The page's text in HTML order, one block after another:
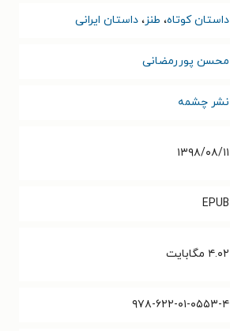
داستان کوتاه، طنز، داستان ایرانی
محسن پوررمضانی
نشر چشمه
۱۳۹۸/۰۸/۱۱
EPUB
۴.۰۲ مگابایت
۹۷۸-۶۲۲-۰۱-۰۵۵۳-۴